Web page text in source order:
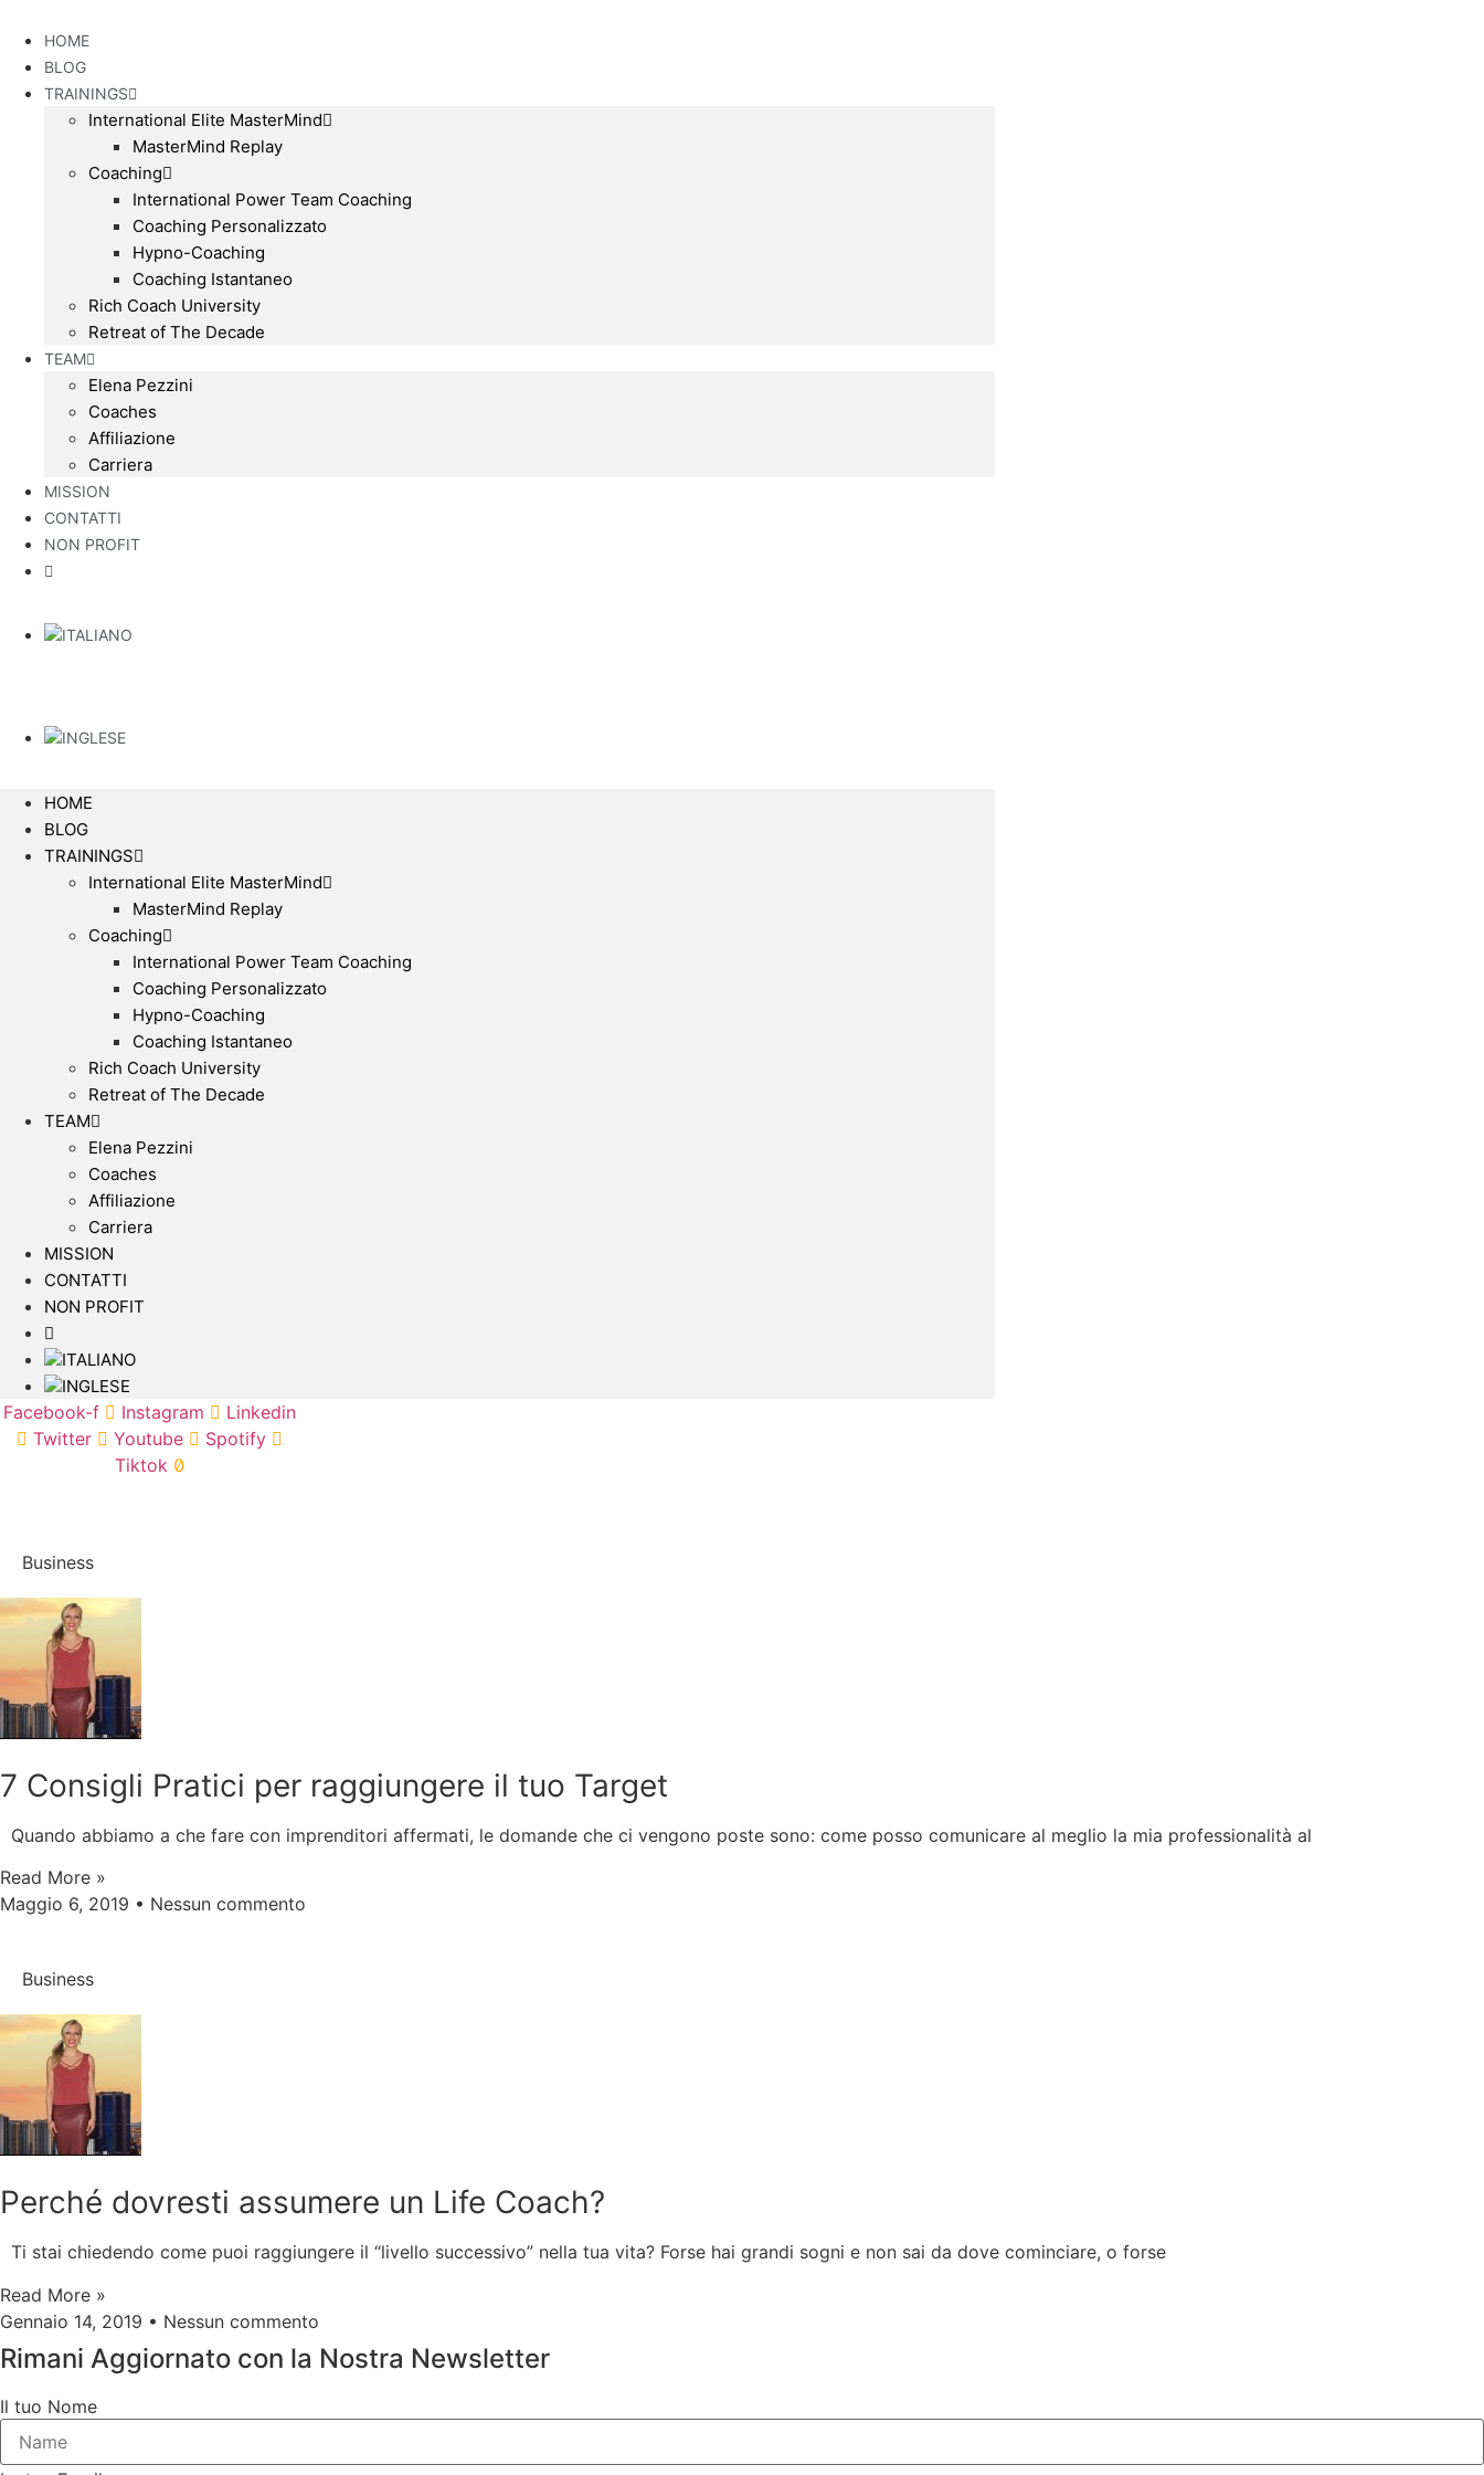
contenuto
HOME
BLOG
TRAININGS
International Elite MasterMind
MasterMind Replay
Coaching
International Power Team Coaching
Coaching Personalizzato
Hypno-Coaching
Coaching Istantaneo
Rich Coach University
Retreat of The Decade
TEAM
Elena Pezzini
Coaches
Affiliazione
Carriera
MISSION
CONTATTI
NON PROFIT
HOME
BLOG
TRAININGS
International Elite MasterMind
MasterMind Replay
Coaching
International Power Team Coaching
Coaching Personalizzato
Hypno-Coaching
Coaching Istantaneo
Rich Coach University
Retreat of The Decade
TEAM
Elena Pezzini
Coaches
Affiliazione
Carriera
MISSION
CONTATTI
NON PROFIT
Facebook-f Instagram
Linkedin
Twitter
Youtube
Spotify
Tiktok
Business
7 Consigli Pratici per raggiungere il tuo Target
Quando abbiamo a che fare con imprenditori affermati, le domande che ci vengono poste sono: come posso comunicare al meglio la mia professionalità al
Read More »
Maggio 6, 2019
Nessun commento
Business
Perché dovresti assumere un Life Coach?
Ti stai chiedendo come puoi raggiungere il “livello successivo” nella tua vita? Forse hai grandi sogni e non sai da dove cominciare, o forse
Read More »
Gennaio 14, 2019
Nessun commento
Rimani Aggiornato con la Nostra Newsletter
Il tuo Nome